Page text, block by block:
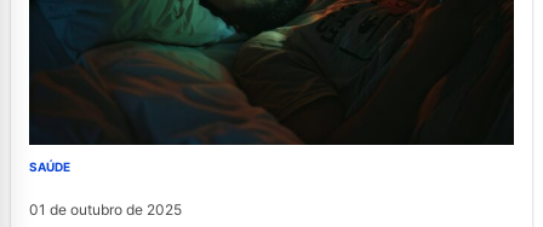
SAÚDE
01 de outubro de 2025